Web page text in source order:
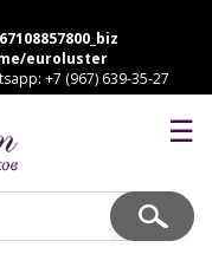
euroluster
+7 (967) 639-35-27
☰